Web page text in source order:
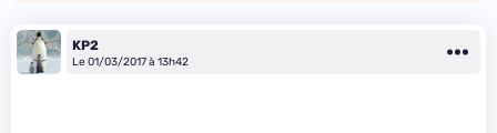
KP2
Le 01/03/2017 à 13h42